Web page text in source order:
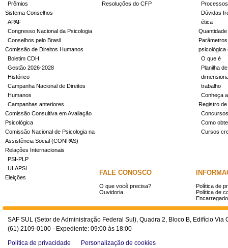
Prêmios
Sistema Conselhos
APAF
Congresso Nacional da Psicologia
Conselhos pelo Brasil
Comissão de Direitos Humanos
Boletim CDH
Gestão 2026-2028
Histórico
Campanha Nacional de Direitos
Humanos
Campanhas anteriores
Comissão Consultiva em Avaliação
Psicológica
Comissão Nacional de Psicologia na
Assistência Social (CONPAS)
Relações Internacionais
PSI-PLP
ULAPSI
Eleições
Resoluções do CFP
Dúvidas
ética
psicológica
O que é
Planilha
trabalho
Conheça
Registro
Concursos
Como
Cursos
FALE CONOSCO
O que você precisa?
Ouvidoria
Política de
Política de
SAF SUL (Setor de Administração Federal Sul), Quadra 2, Bloco B, Edifício
(61) 2109-0100 - Expediente: 09:00 às 18:00
Política de privacidade
Personalização de cookies